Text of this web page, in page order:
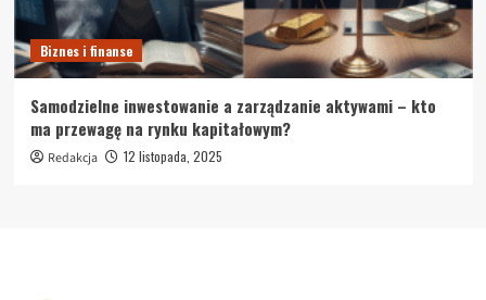
Biznes i finanse
Samodzielne inwestowanie a zarządzanie aktywami – kto
ma przewagę na rynku kapitałowym?
Redakcja 12 listopada, 2025